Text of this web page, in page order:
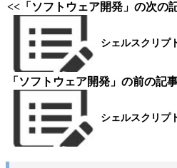
<<「ソフトウェア開発」の次の
シェルスクリプ
「ソフトウェア開発」の前の記
シェルスクリ